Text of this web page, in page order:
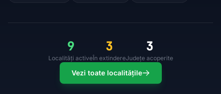
9
Localități active
3
În extindere
3
Județe acoperite
Vezi toate localitățile